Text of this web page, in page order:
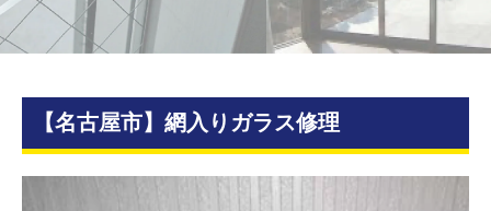
【名古屋市】網入りガラス修理